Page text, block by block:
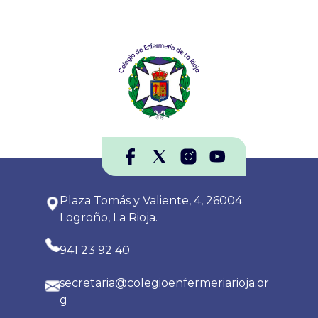
Plaza Tomás y Valiente, 4, 26004
Logroño, La Rioja.
941 23 92 40
secretaria@colegioenfermeriarioja.or
g